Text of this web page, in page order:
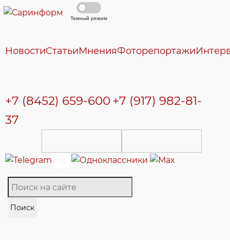
Темный режим
НовостиСтатьиМненияФоторепортажи
+7 (8452) 659-600 +7 (917) 982-81-
37
Поиск